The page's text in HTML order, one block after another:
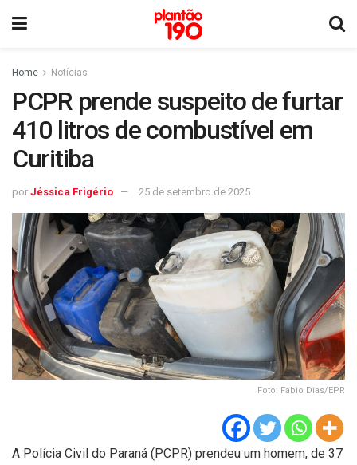
Home Notícias
PCPR prende suspeito de furtar
410 litros de combustível em
Curitiba
por Jéssica Frigério 25 de setembro de 2025
Foto: Fábio Dias/EPR
A Polícia Civil do Paraná (PCPR) prendeu um homem, de 37